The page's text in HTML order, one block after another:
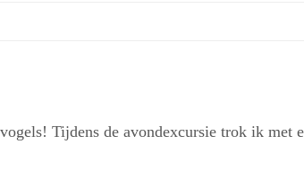
Tijdens de avondexcursie trok ik met